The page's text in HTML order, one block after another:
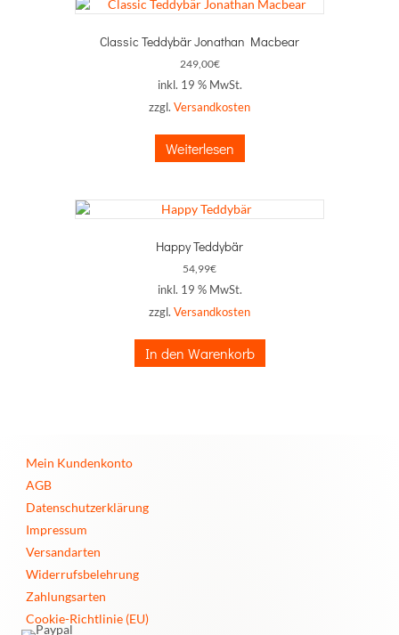
Classic Teddybär Jonathan Macbear
249,00€
inkl. 19 % MwSt.
zzgl. Versandkosten
Weiterlesen
Happy Teddybär
54,99€
inkl. 19 % MwSt.
zzgl. Versandkosten
In den Warenkorb
Mein Kundenkonto
AGB
Datenschutzerklärung
Impressum
Versandarten
Widerrufsbelehrung
Zahlungsarten
Cookie-Richtlinie (EU)